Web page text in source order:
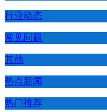
行业动态
常见问题
其他
热点新闻
热门推荐